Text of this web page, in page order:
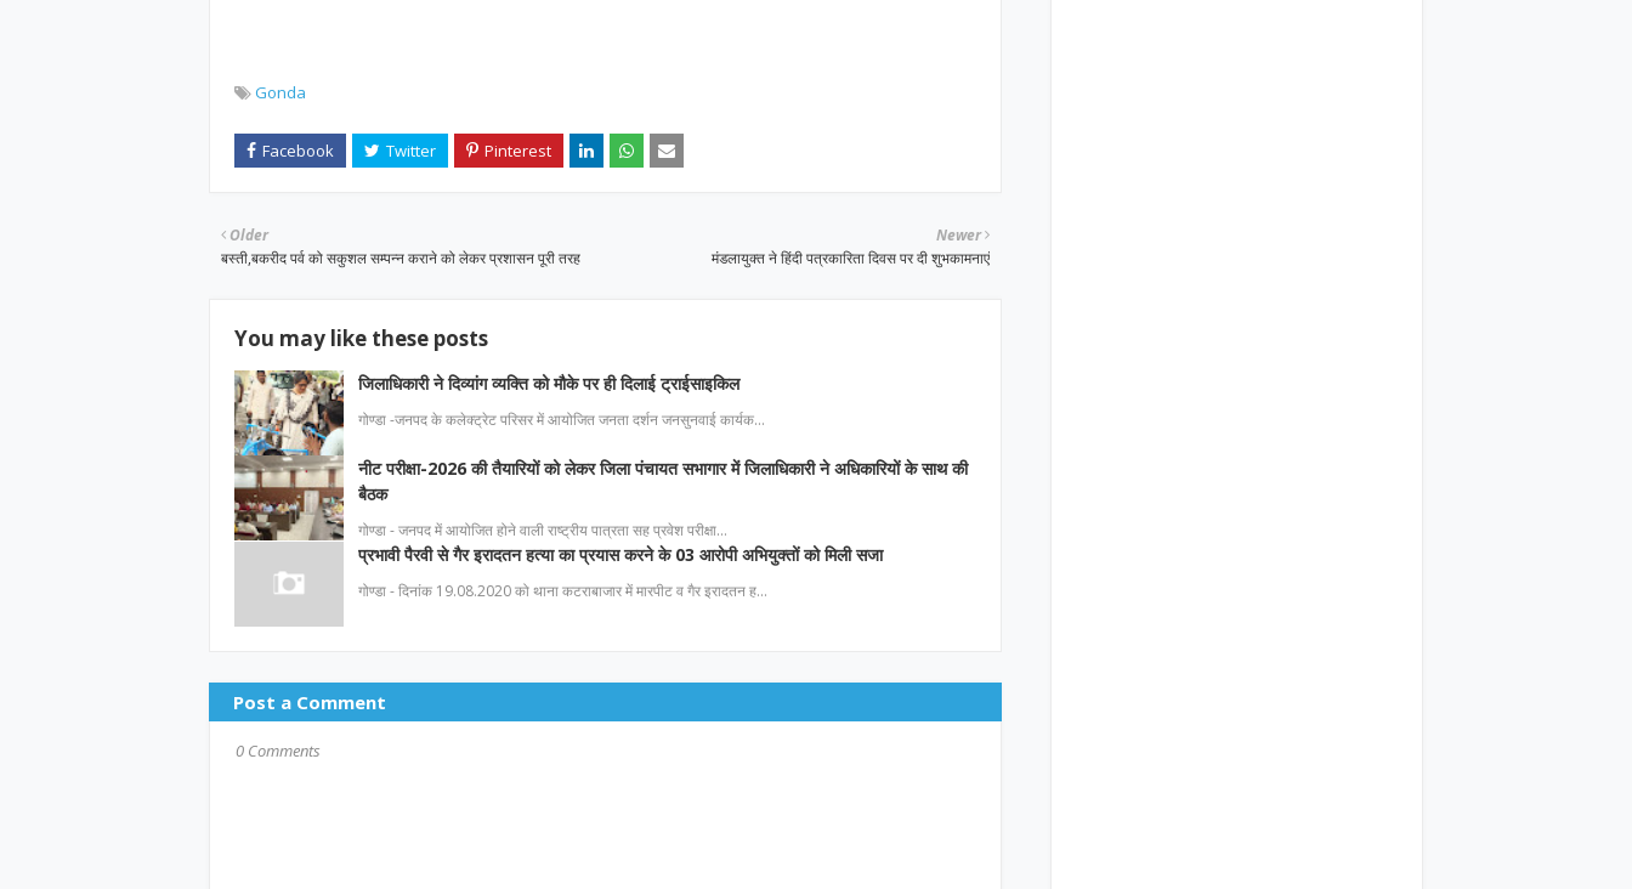
Gonda
Newer
मंडलायुक्त ने हिंदी पत्रकारिता दिवस पर दी शुभकामनाएं
Older
बस्ती,बकरीद पर्व को सकुशल सम्पन्न कराने को लेकर प्रशासन पूरी तरह
You may like these posts
जिलाधिकारी ने दिव्यांग व्यक्ति को मौके पर ही दिलाई ट्राईसाइकिल
गोण्डा -जनपद के कलेक्ट्रेट परिसर में आयोजित जनता दर्शन जनसुनवाई कार्यक…
नीट परीक्षा-2026 की तैयारियों को लेकर जिला पंचायत सभागार में जिलाधिकारी ने अधिकारियों के साथ की
बैठक
गोण्डा - जनपद में आयोजित होने वाली राष्ट्रीय पात्रता सह प्रवेश परीक्षा…
प्रभावी पैरवी से गैर इरादतन हत्या का प्रयास करने के 03 आरोपी अभियुक्तों को मिली सजा
गोण्डा - दिनांक 19.08.2020 को थाना कटराबाजार में मारपीट व गैर इरादतन ह…
Post a Comment
0 Comments